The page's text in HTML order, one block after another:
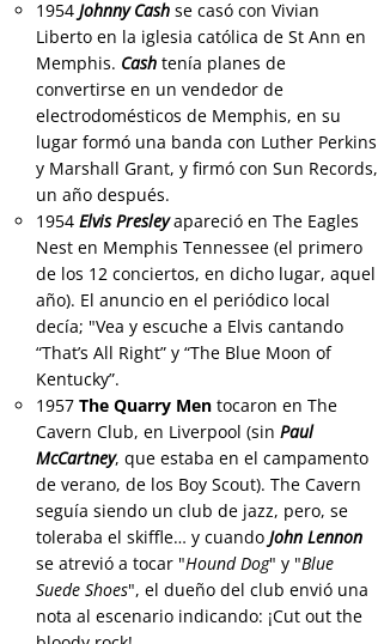
1954 Johnny Cashse casó con Vivian
Liberto en la iglesia católica de St Ann en
Memphis. Cashtenía planes de
convertirse en un vendedor de
electrodomésticos de Memphis, en su
lugar formó una banda con Luther Perkins
y Marshall Grant, y firmó con Sun Records,
un año después.
1954 Elvis Presleyapareció en The Eagles
Nest en Memphis Tennessee (el primero
de los 12 conciertos, en dicho lugar, aquel
año). El anuncio en el periódico local
decía; "Vea y escuche a Elvis cantando
“That’s All Right” y “The Blue Moon of
Kentucky”.
1957 The Quarry Mentocaron en The
Cavern Club, en Liverpool (sin Paul
McCartney, que estaba en el campamento
de verano, de los Boy Scout). The Cavern
seguía siendo un club de jazz, pero, se
toleraba el skiffle… y cuando John Lennon
se atrevió a tocar "Hound Dog" y "Blue
Suede Shoes", el dueño del club envió una
nota al escenario indicando: ¡Cut out the